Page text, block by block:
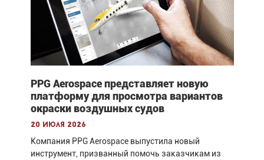
PPG Aerospace представляет новую
платформу для просмотра вариантов
окраски воздушных судов
20 июля 2026
Компания PPG Aerospace выпустила новый
инструмент, призванный помочь заказчикам из